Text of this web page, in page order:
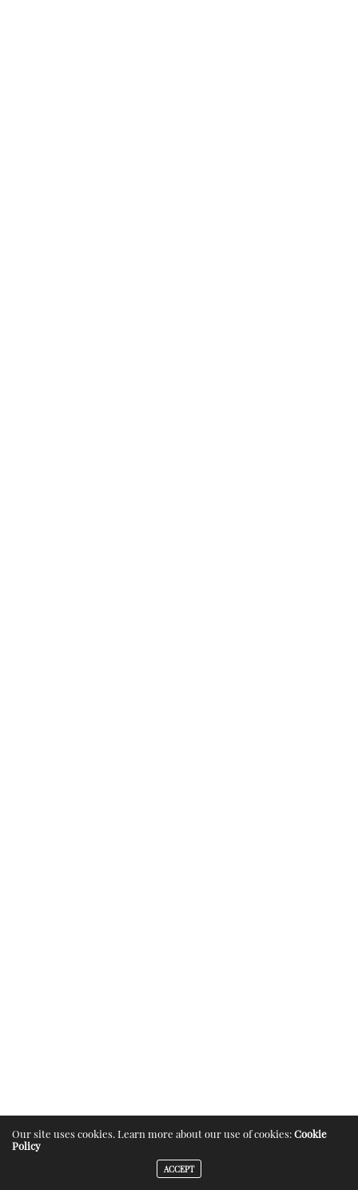
Our site uses cookies. Learn more about our use of cookies:Cookie
Policy
ACCEPT